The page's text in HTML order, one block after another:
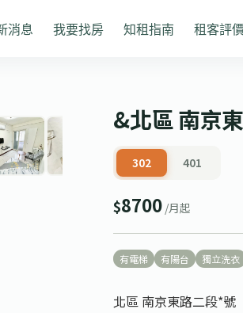
消息 我要找房 知租指南 租客評
&北區 南京
302 401
$8700 /月起
有電梯 有陽台 獨立洗衣
北區 南京東路二段*號